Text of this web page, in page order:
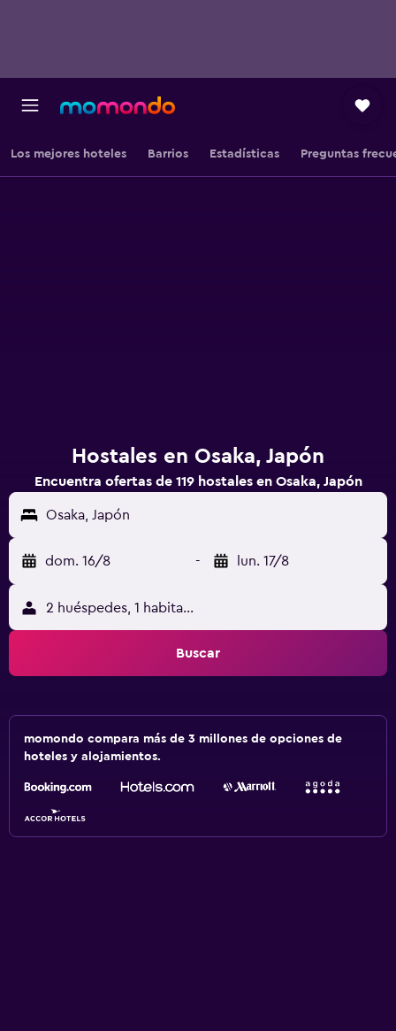
Los mejores hoteles Barrios Estadísticas Preguntas
Hostales en Osaka, Japón
Encuentra ofertas de 119 hostales en Osaka, Japón
Osaka, Japón
dom. 16/8 - lun. 17/8
2 huéspedes, 1 habitación
Buscar
momondo compara más de 3 millones de opciones de
hoteles y alojamientos.